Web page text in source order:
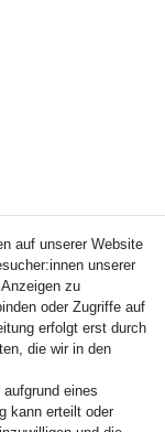
auf unserer Website
unserer
zu
oder Zugriffe auf
erfolgt erst durch
die wir in den
eines
kann erteilt oder